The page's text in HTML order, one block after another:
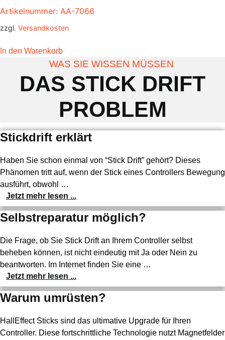
Artikelnummer: AA-7066
zzgl. Versandkosten
In den Warenkorb
WAS SIE WISSEN MÜSSEN
DAS STICK DRIFT
PROBLEM
Stickdrift erklärt
Haben Sie schon einmal von “Stick Drift” gehört? Dieses
Phänomen tritt auf, wenn der Stick eines Controllers
ausführt, obwohl …
Jetzt mehr lesen ...
Selbstreparatur möglich?
Die Frage, ob Sie Stick Drift an Ihrem Controller selbst
beheben können, ist nicht eindeutig mit Ja oder Nein zu
beantworten. Im Internet finden Sie eine …
Jetzt mehr lesen ...
Warum umrüsten?
HallEffect Sticks sind das ultimative Upgrade für Ihren
Controller. Diese fortschrittliche Technologie nutzt Magnetfelder